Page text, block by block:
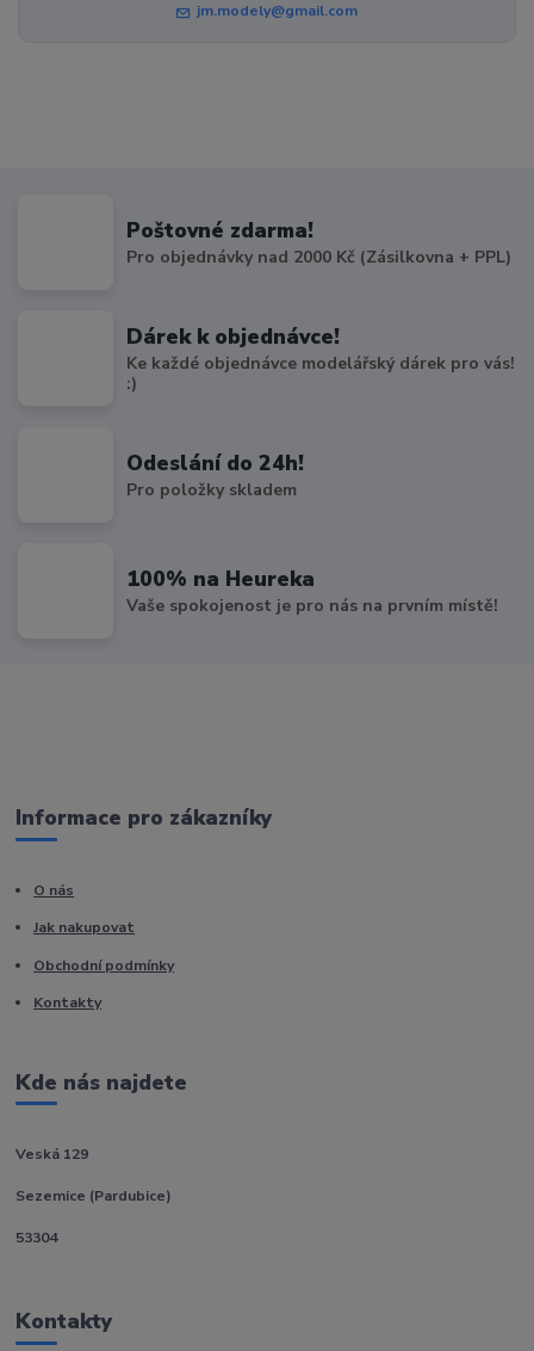
jm.modely@gmail.com
Poštovné zdarma!
Pro objednávky nad 2000 Kč (Zásilkovna + PPL)
Dárek k objednávce!
Ke každé objednávce modelářský dárek pro vás!
:)
Odeslání do 24h!
Pro položky skladem
100% na Heureka
Vaše spokojenost je pro nás na prvním místě!
Informace pro zákazníky
O nás
Jak nakupovat
Obchodní podmínky
Kontakty
Kde nás najdete
Veská 129
Sezemice (Pardubice)
53304
Kontakty